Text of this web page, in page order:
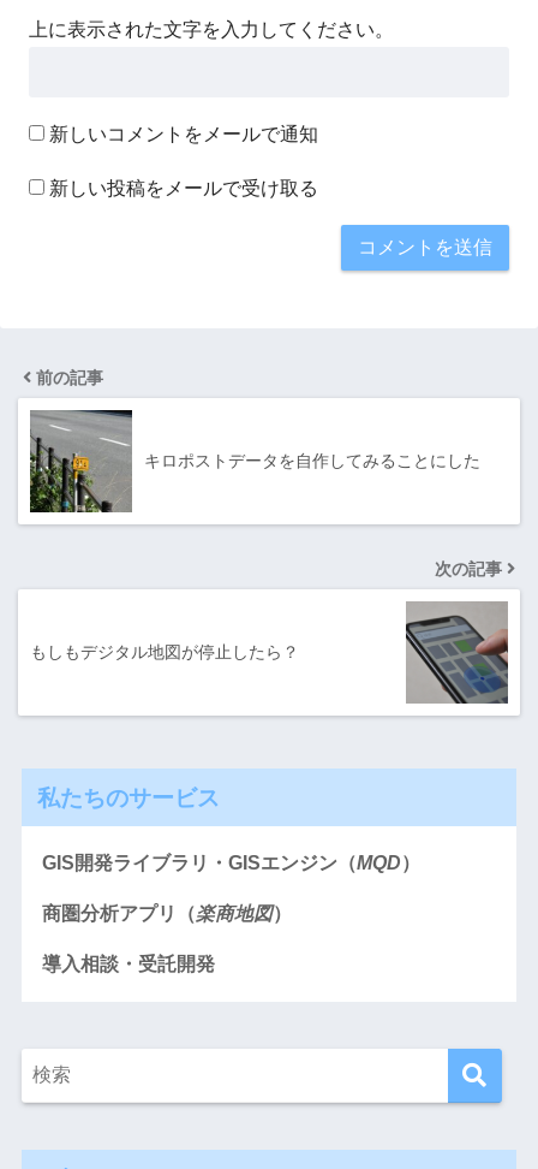
上に表示された文字を入力してください。
新しいコメントをメールで通知
新しい投稿をメールで受け取る
前の記事
キロポストデータを自作してみることにした
次の記事
もしもデジタル地図が停止したら？
私たちのサービス
GIS開発ライブラリ・GISエンジン（MQD）
商圏分析アプリ（楽商地図）
導入相談・受託開発